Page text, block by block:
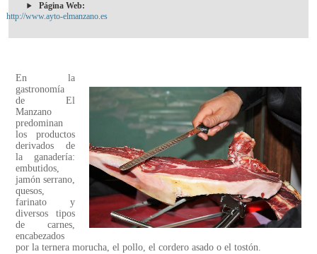
Página Web:
http://www.ayto-elmanzano.es
En la
gastronomía
de El
Manzano
predominan
los productos
derivados de
la ganadería:
embutidos,
jamón serrano,
quesos,
farinato y
diversos tipos
de carnes,
encabezados
por la ternera morucha, el pollo, el cordero asado o el tostón.